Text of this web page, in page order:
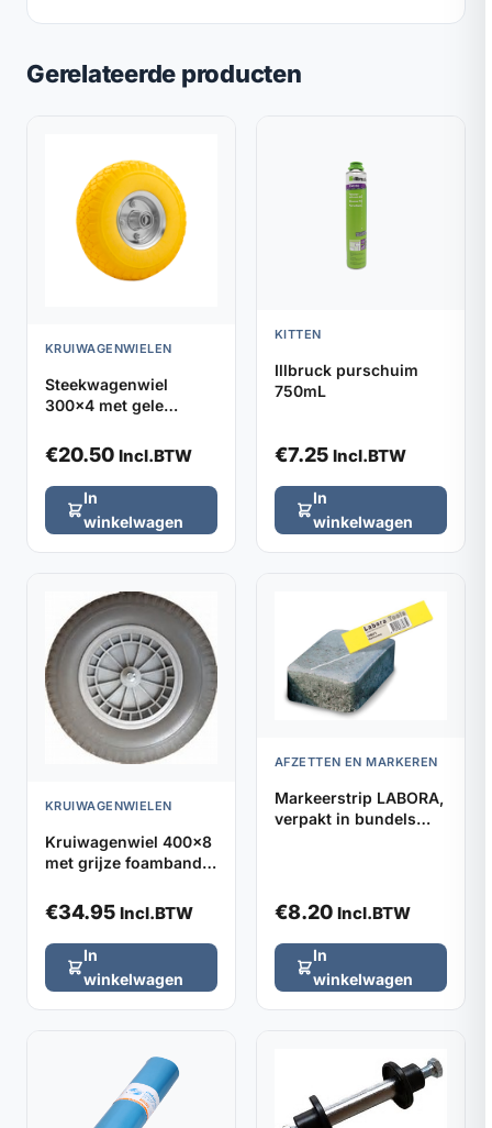
Gerelateerde producten
KRUIWAGENWIELEN
Steekwagenwiel
300x4 met gele
velg (asgat ⌀20mm)
€20.50 Incl.BTW
In
winkelwagen
KITTEN
Illbruck purschuim
750mL
€7.25 Incl.BTW
In
winkelwagen
KRUIWAGENWIELEN
Kruiwagenwiel 400x8
met grijze foamband
(aslengte 13cm)
€34.95 Incl.BTW
In
winkelwagen
AFZETTEN EN MARKEREN
Markeerstrip LABORA,
verpakt in bundels
€8.20 Incl.BTW
In
winkelwagen